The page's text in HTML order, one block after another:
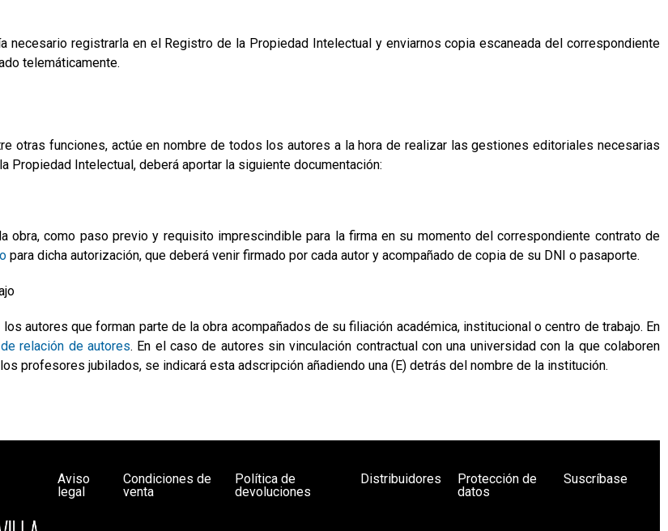
necesario registrarla en el Registro de la Propiedad Intelectual y enviarnos copia escaneada del correspondiente
telemáticamente.
otras funciones, actúe en nombre de todos los autores a la hora de realizar las gestiones editoriales necesarias
Propiedad Intelectual, deberá aportar la siguiente documentación:
como paso previo y requisito imprescindible para la firma en su momento del correspondiente contrato de
para dicha autorización, que deberá venir firmado por cada autor y acompañado de copia de su DNI o pasaporte.
autores que forman parte de la obra acompañados de su filiación académica, institucional o centro de trabajo. En
relación de autores. En el caso de autores sin vinculación contractual con una universidad con la que colaboren
profesores jubilados, se indicará esta adscripción añadiendo una (E) detrás del nombre de la institución.
Aviso
legal
Condiciones de
venta
Política de
devoluciones
Distribuidores
Protección de
datos
Suscríbase